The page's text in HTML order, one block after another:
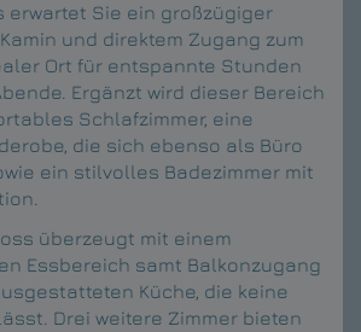
erwartet Sie ein großzügiger
und direktem Zugang zum
Ort für entspannte Stunden
Ergänzt wird dieser Bereich
Schlafzimmer, eine
die sich ebenso als Büro
ein stilvolles Badezimmer mit
überzeugt mit einem
Essbereich samt Balkonzugang
Küche, die keine
Drei weitere Zimmer bieten